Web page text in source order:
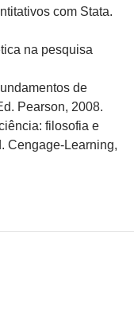
com Stata.
na pesquisa
de
Pearson, 2008.
filosofia e
Cengage-Learning,